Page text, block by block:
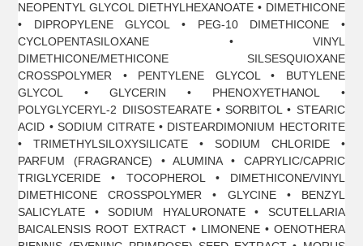
NEOPENTYL GLYCOL DIETHYLHEXANOATE • DIMETHICONE
• DIPROPYLENE GLYCOL • PEG-10 DIMETHICONE •
CYCLOPENTASILOXANE • VINYL
DIMETHICONE/METHICONE SILSESQUIOXANE
CROSSPOLYMER • PENTYLENE GLYCOL • BUTYLENE
GLYCOL • GLYCERIN • PHENOXYETHANOL •
POLYGLYCERYL-2 DIISOSTEARATE • SORBITOL • STEARIC
ACID • SODIUM CITRATE • DISTEARDIMONIUM HECTORITE
• TRIMETHYLSILOXYSILICATE • SODIUM CHLORIDE •
PARFUM (FRAGRANCE) • ALUMINA • CAPRYLIC/CAPRIC
TRIGLYCERIDE • TOCOPHEROL • DIMETHICONE/VINYL
DIMETHICONE CROSSPOLYMER • GLYCINE • BENZYL
SALICYLATE • SODIUM HYALURONATE • SCUTELLARIA
BAICALENSIS ROOT EXTRACT • LIMONENE • OENOTHERA